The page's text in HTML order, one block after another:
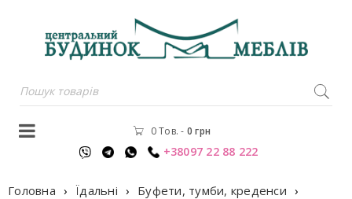
0 Тов. - 0грн
+38097 22 88 222
Головна › Їдальні › Буфети, тумби, креденси ›